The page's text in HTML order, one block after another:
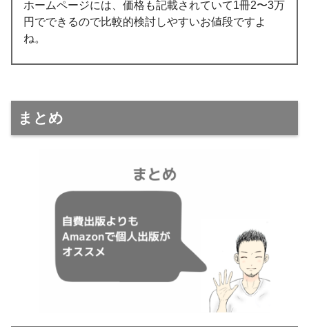
ホームページには、価格も記載されていて1冊2〜3万
円でできるので比較的検討しやすいお値段ですよ
ね。
まとめ